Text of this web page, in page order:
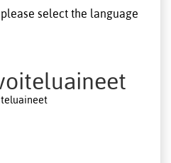
select the language